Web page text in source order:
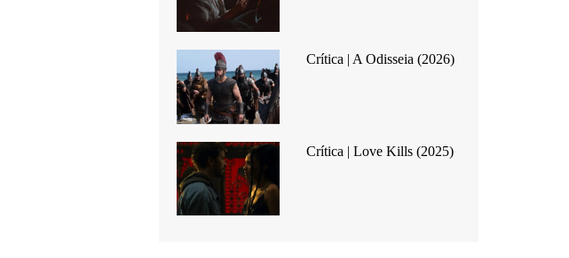
Crítica | A Odisseia (2026)
Crítica | Love Kills (2025)